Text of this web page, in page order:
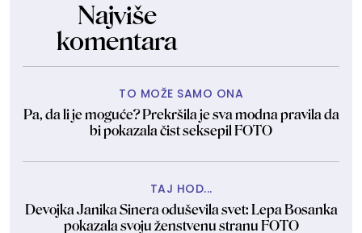
Najviše
komentara
TO MOŽE SAMO ONA
Pa, da li je moguće? Prekršila je sva modna pravila da
bi pokazala čist seksepil FOTO
TAJ HOD...
Devojka Janika Sinera oduševila svet: Lepa Bosanka
pokazala svoju ženstvenu stranu FOTO